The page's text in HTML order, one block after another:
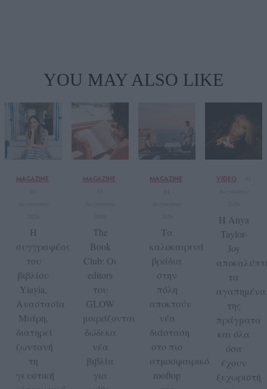
YOU MAY ALSO LIKE
MAGAZINE
Η
συγγραφέας
του
βιβλίου
Yiayia,
Αναστασία
Μιάρη,
διατηρεί
ζωντανή
τη
γευστική
MAGAZINE
The
Book
Club: Οι
editors
του
GLOW
μοιράζονται
δώδεκα
νέα
βιβλία
για
MAGAZINE
Tα
καλοκαιρινά
βράδια
στην
πόλη
αποκτούν
νέα
διάσταση
στο πιο
ατμοσφαιρικό
rooftop
VIDEO
Η Anya
Taylor-
Joy
τα
αγαπημένα
της
πράγματα
και όλα
όσα
έχουν
ξεχωριστή